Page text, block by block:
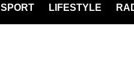
SPORT LIFESTYLE